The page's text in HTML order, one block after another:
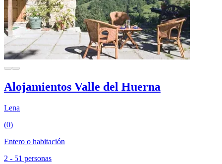
Alojamientos Valle del Huerna
Lena
(0)
Entero o habitación
2 - 51 personas